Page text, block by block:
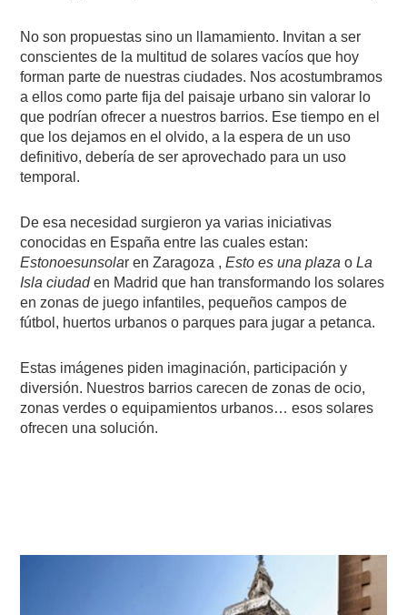
No son propuestas sino un llamamiento. Invitan a ser
conscientes de la multitud de solares vacíos que hoy
forman parte de nuestras ciudades. Nos acostumbramos
a ellos como parte fija del paisaje urbano sin valorar lo
que podrían ofrecer a nuestros barrios. Ese tiempo en el
que los dejamos en el olvido, a la espera de un uso
definitivo, debería de ser aprovechado para un uso
temporal.
De esa necesidad surgieron ya varias iniciativas
conocidas en España entre las cuales estan:
Estonoesunsolar en Zaragoza ,Esto es una plaza oLa
Isla ciudaden Madrid que han transformando los solares
en zonas de juego infantiles, pequeños campos de
fútbol, huertos urbanos o parques para jugar a petanca.
Estas imágenes piden imaginación, participación y
diversión. Nuestros barrios carecen de zonas de ocio,
zonas verdes o equipamientos urbanos… esos solares
ofrecen una solución.